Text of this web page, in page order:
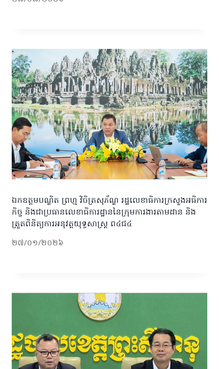
ឯកឧត្តមបណ្ឌិត ព្រហ្ម វិចិត្រសុភ័ណ្ឌ រដ្ឋលេខាធិការក្រសួងអធិការ
កិច្ច និងជាប្រធានលេខាធិការដ្ឋាននៃក្រុមការងារតាមដាន និង
ត្រួតពិនិត្យការអនុវត្តយុទ្ធសាស្រ្ត ព៤ជ៤
២៧/០១/២០២៦